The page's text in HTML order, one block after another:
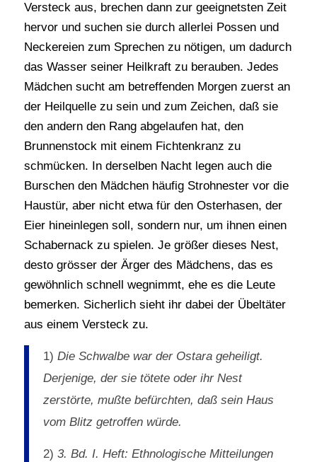
Versteck aus, brechen dann zur geeignetsten Zeit
hervor und suchen sie durch allerlei Possen und
Neckereien zum Sprechen zu nötigen, um dadurch
das Wasser seiner Heilkraft zu berauben. Jedes
Mädchen sucht am betreffenden Morgen zuerst an
der Heilquelle zu sein und zum Zeichen, daß sie
den andern den Rang abgelaufen hat, den
Brunnenstock mit einem Fichtenkranz zu
schmücken. In derselben Nacht legen auch die
Burschen den Mädchen häufig Strohnester vor die
Haustür, aber nicht etwa für den Osterhasen, der
Eier hineinlegen soll, sondern nur, um ihnen einen
Schabernack zu spielen. Je größer dieses Nest,
desto grösser der Ärger des Mädchens, das es
gewöhnlich schnell wegnimmt, ehe es die Leute
bemerken. Sicherlich sieht ihr dabei der Übeltäter
aus einem Versteck zu.
1) Die Schwalbe war der Ostara geheiligt.
Derjenige, der sie tötete oder ihr Nest
zerstörte, mußte befürchten, daß sein Haus
vom Blitz getroffen würde.
2) 3. Bd. I. Heft: Ethnologische Mitteilungen